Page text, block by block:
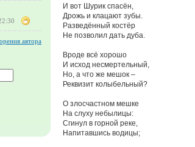
автора
И вот Шурик спасён,
Дрожь и клацают зубы.
Разведённый костёр
Не позволил дать дуба.
Вроде всё хорошо
И исход несмертельный,
Но, а что же мешок –
Реквизит колыбельный?
О злосчастном мешке
На слуху небылицы:
Сгинул в горной реке,
Напитавшись водицы;